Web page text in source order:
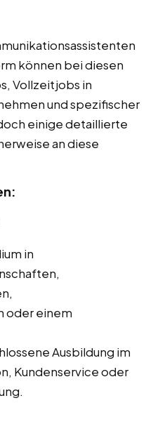
können bei diesen
Vollzeitjobs in
und spezifischer
einige detaillierte
an diese
in
oder einem
Ausbildung im
Kundenservice oder